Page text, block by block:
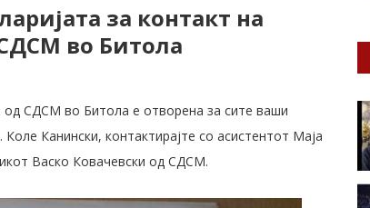
за контакт на
во Битола
од СДСМ во Битола е отворена за сите ваши
Канински, контактирајте со асистентот Маја
Васко Ковачевски од СДСМ.